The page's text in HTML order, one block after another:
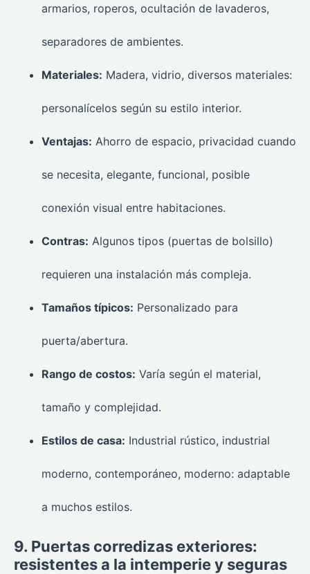
armarios, roperos, ocultación de lavaderos,
separadores de ambientes.
Materiales: Madera, vidrio, diversos materiales:
personalícelos según su estilo interior.
Ventajas: Ahorro de espacio, privacidad cuando
se necesita, elegante, funcional, posible
conexión visual entre habitaciones.
Contras: Algunos tipos (puertas de bolsillo)
requieren una instalación más compleja.
Tamaños típicos: Personalizado para
puerta/abertura.
Rango de costos: Varía según el material,
tamaño y complejidad.
Estilos de casa: Industrial rústico, industrial
moderno, contemporáneo, moderno: adaptable
a muchos estilos.
9. Puertas corredizas exteriores:
resistentes a la intemperie y seguras